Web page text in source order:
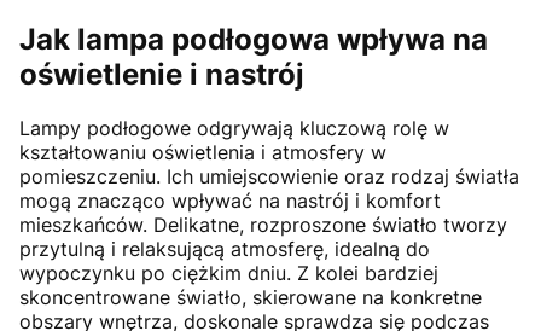
Jak lampa podłogowa wpływa na
oświetlenie i nastrój
Lampy podłogowe odgrywają kluczową rolę w
kształtowaniu oświetlenia i atmosfery w
pomieszczeniu. Ich umiejscowienie oraz rodzaj światła
mogą znacząco wpływać na nastrój i komfort
mieszkańców. Delikatne, rozproszone światło tworzy
przytulną i relaksującą atmosferę, idealną do
wypoczynku po ciężkim dniu. Z kolei bardziej
skoncentrowane światło, skierowane na konkretne
obszary wnętrza, doskonale sprawdza się podczas